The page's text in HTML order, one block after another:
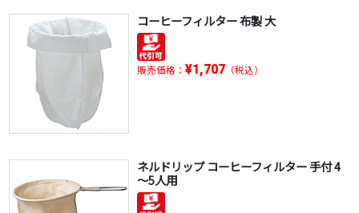
コーヒーフィルター 布製 大
販売価格： ¥1,707（税込）
ネルドリップ コーヒーフィルター 手付 4
～5人用